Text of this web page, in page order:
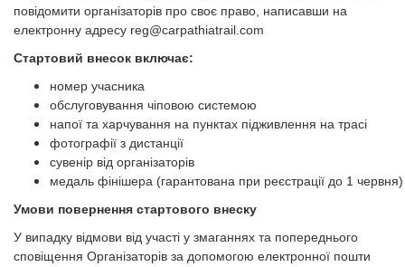
повідомити організаторів про своє право, написавши на
електронну адресу reg@carpathiatrail.com
Стартовий внесок включає:
номер учасника
обслуговування чіповою системою
напої та харчування на пунктах підживлення на трасі
фотографії з дистанції
сувенір від організаторів
медаль фінішера (гарантована при реєстрації до 1 червня)
Умови повернення стартового внеску
У випадку відмови від участі у змаганнях та попереднього
сповіщення Організаторів за допомогою електронної пошти